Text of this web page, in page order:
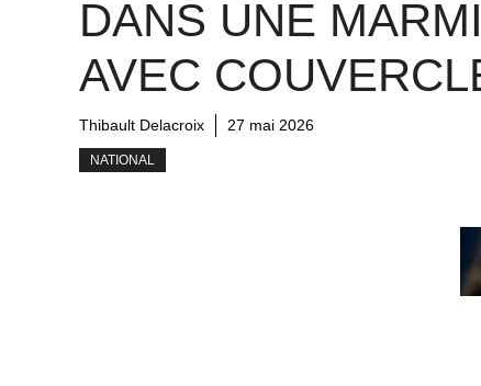
DANS UNE
AVEC
Thibault Delacroix 27 mai 2026
NATIONAL